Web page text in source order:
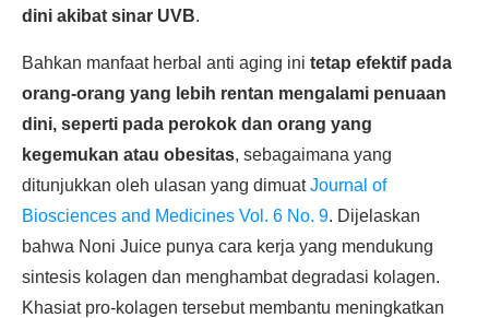
dini akibat sinar UVB.
Bahkan manfaat herbal anti aging ini tetap efektif pada
orang-orang yang lebih rentan mengalami penuaan
dini, seperti pada perokok dan orang yang
kegemukan atau obesitas, sebagaimana yang
ditunjukkan oleh ulasan yang dimuatJournal of
Biosciences and Medicines Vol. 6 No. 9. Dijelaskan
bahwa Noni Juice punya cara kerja yang mendukung
sintesis kolagen dan menghambat degradasi kolagen.
Khasiat pro-kolagen tersebut membantu meningkatkan